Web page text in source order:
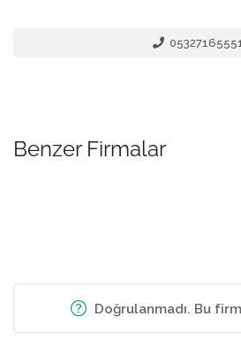
Benzer Firmalar
Doğrulanmadı. Bu